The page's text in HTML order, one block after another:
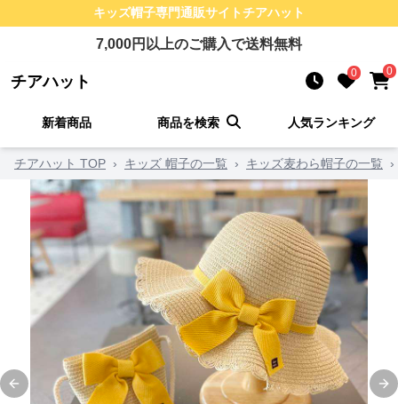
キッズ帽子専門通販サイトチアハット
7,000円以上のご購入で送料無料
チアハット 0 0
新着商品 商品を検索 人気ランキング
チアハット TOP › キッズ 帽子の一覧 › キッズ麦わら帽子の一覧 ›
Previous slide